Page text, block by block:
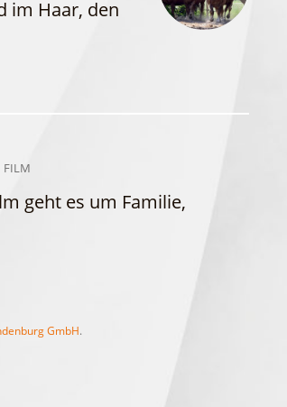
im Haar, den
FILM
geht es um Familie,
GmbH.